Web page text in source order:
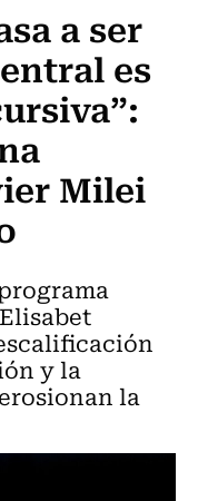
a ser
es
Milei
y la
la